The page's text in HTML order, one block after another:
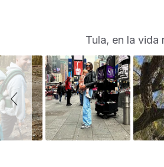
d
e
s
h
o
w
Tula, en la vida